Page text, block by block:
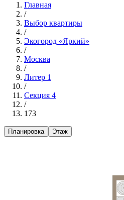
Главная
/
Выбор квартиры
/
Экогород «Яркий»
/
Москва
/
Литер 1
/
Секция 4
/
173
Планировка Этаж